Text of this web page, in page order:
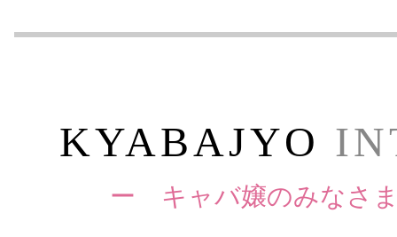
KYABAJYO
ー キャバ嬢のみなさ